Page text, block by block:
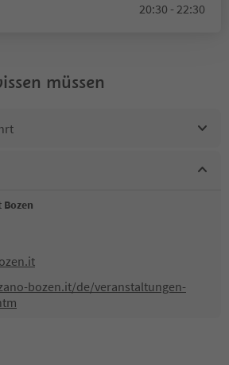
20:30 - 22:30
müssen
bozen.it/de/veranstaltungen-